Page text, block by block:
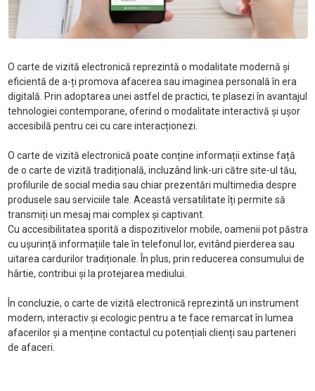
O carte de vizită electronică reprezintă o modalitate modernă și
eficientă de a-ți promova afacerea sau imaginea personală în era
digitală. Prin adoptarea unei astfel de practici, te plasezi în avantajul
tehnologiei contemporane, oferind o modalitate interactivă și ușor
accesibilă pentru cei cu care interacționezi.
O carte de vizită electronică poate conține informații extinse față
de o carte de vizită tradițională, incluzând link-uri către site-ul tău,
profilurile de social media sau chiar prezentări multimedia despre
produsele sau serviciile tale. Această versatilitate îți permite să
transmiți un mesaj mai complex și captivant.
Cu accesibilitatea sporită a dispozitivelor mobile, oamenii pot păstra
cu ușurință informațiile tale în telefonul lor, evitând pierderea sau
uitarea cardurilor tradiționale. În plus, prin reducerea consumului de
hârtie, contribui și la protejarea mediului.
În concluzie, o carte de vizită electronică reprezintă un instrument
modern, interactiv și ecologic pentru a te face remarcat în lumea
afacerilor și a menține contactul cu potențiali clienți sau parteneri
de afaceri.